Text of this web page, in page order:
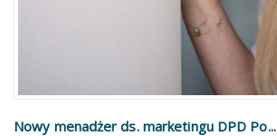
Nowy menadżer ds. marketingu DPD Po...